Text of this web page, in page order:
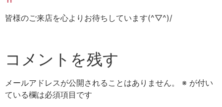
皆様のご来店を心よりお待ちしています(^▽^)/
コメントを残す
メールアドレスが公開されることはありません。 ※ が付い
ている欄は必須項目です